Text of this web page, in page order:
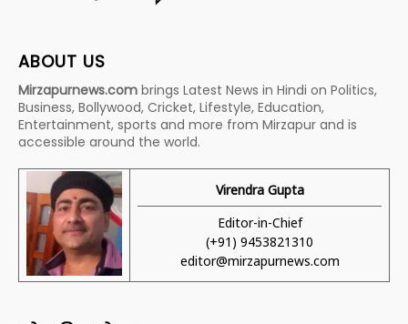
ABOUT US
Mirzapurnews.com brings Latest News in Hindi on Politics,
Business, Bollywood, Cricket, Lifestyle, Education,
Entertainment, sports and more from Mirzapur and is
accessible around the world.
Virendra Gupta
Editor-in-Chief
(+91) 9453821310
editor@mirzapurnews.com